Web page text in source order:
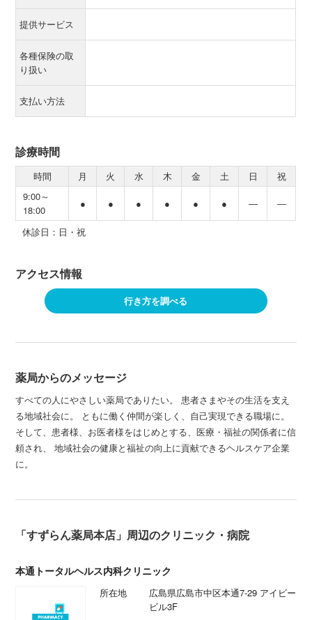
提供サービス
各種保険の取
り扱い
支払い方法
診療時間
時間 月 火 水 木 金 土 日
祝
9:00～
18:00
● ● ● ● ● ● ― ―
休診日：日・祝
アクセス情報
行き方を調べる
薬局からのメッセージ
すべての人にやさしい薬局でありたい。 患者さまやその生活を支え
る地域社会に。 ともに働く仲間が楽しく、自己実現できる職場に。
そして、患者様、お医者様をはじめとする、医療・福祉の関係者に信
頼され、 地域社会の健康と福祉の向上に貢献できるヘルスケア企業
に。
「すずらん薬局本店」周辺のクリニック・病院
本通トータルヘルス内科クリニック
所在地
広島県広島市中区本通7-29 アイビー
ビル3F